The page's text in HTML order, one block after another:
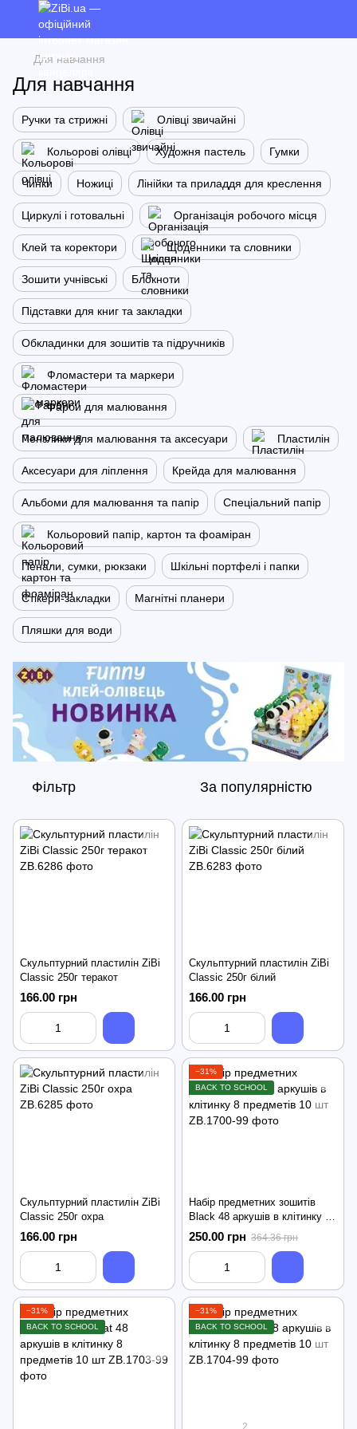
Для навчання
Для навчання
Ручки та стрижні Олівці звичайні
Кольорові олівці Художня пастель Гумки
Чинки Ножиці Лінійки та приладдя для креслення
Циркулі і готовальні Організація робочого місця
Клей та коректори Щоденники та словники
Зошити учнівські Блокноти
Підставки для книг та закладки
Обкладинки для зошитів та підручників
Фломастери та маркери
Фарби для малювання
Пензлики для малювання та аксесуари Пластилін
Аксесуари для ліплення Крейда для малювання
Альбоми для малювання та папір Спеціальний папір
Кольоровий папір, картон та фоаміран
Пенали, сумки, рюкзаки Шкільні портфелі і папки
Стікери-закладки Магнітні планери
Пляшки для води
Фільтр За популярністю
Скульптурний пластилін ZiBi
Classic 250г теракот
166.00 грн
Скульптурний пластилін ZiBi
Classic 250г білий
166.00 грн
Скульптурний пластилін ZiBi
Classic 250г охра
166.00 грн
−31%
BACK TO SCHOOL
Набір предметних зошитів
Black 48 аркушів в клітинку 8
предметів 10 шт
250.00 грн 364.36 грн
−31%
BACK TO SCHOOL
−31%
BACK TO SCHOOL
2